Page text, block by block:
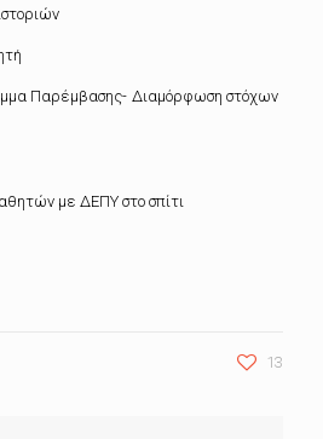
Παρέμβασης- Διαμόρφωση στόχων
με ΔΕΠΥ στο σπίτι
13